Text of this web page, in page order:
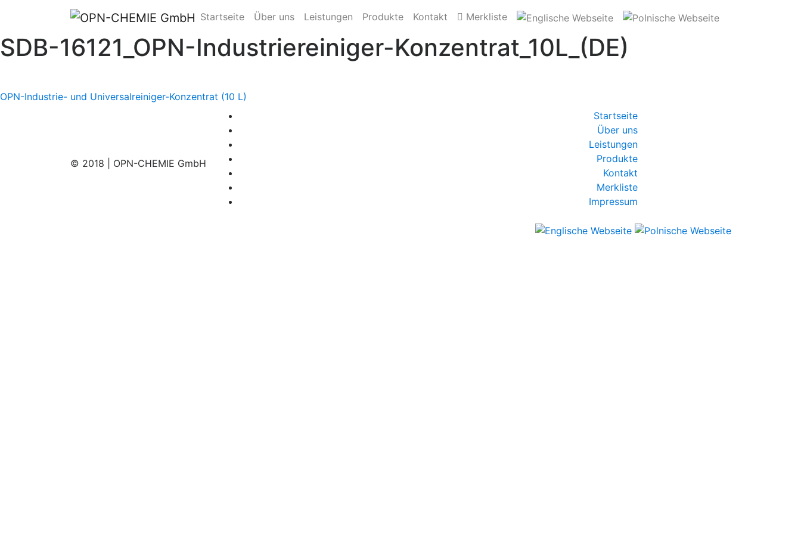
Startseite Über uns Leistungen Produkte Kontakt Merkliste
SDB-16121_OPN-Industriereiniger-Konzentrat_10L_(DE)
Beitragsnavigation
OPN-Industrie- und Universalreiniger-Konzentrat (10 L)
© 2018 | OPN-CHEMIE GmbH
Startseite
Über uns
Leistungen
Produkte
Kontakt
Merkliste
Impressum